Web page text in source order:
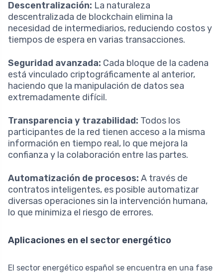
Descentralización: La naturaleza
descentralizada de blockchain elimina la
necesidad de intermediarios, reduciendo costos y
tiempos de espera en varias transacciones.
Seguridad avanzada: Cada bloque de la cadena
está vinculado criptográficamente al anterior,
haciendo que la manipulación de datos sea
extremadamente difícil.
Transparencia y trazabilidad: Todos los
participantes de la red tienen acceso a la misma
información en tiempo real, lo que mejora la
confianza y la colaboración entre las partes.
Automatización de procesos: A través de
contratos inteligentes, es posible automatizar
diversas operaciones sin la intervención humana,
lo que minimiza el riesgo de errores.
Aplicaciones en el sector energético
El sector energético español se encuentra en una fase